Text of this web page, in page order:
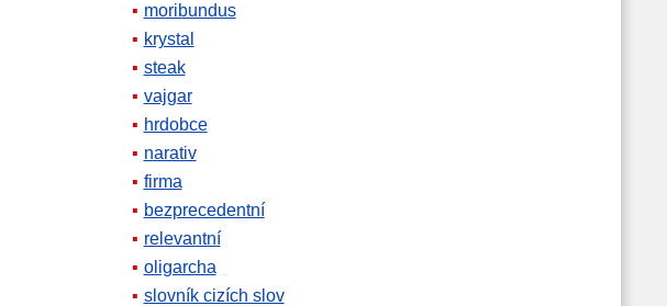
moribundus
krystal
steak
vajgar
hrdobce
narativ
firma
bezprecedentní
relevantní
oligarcha
slovník cizích slov